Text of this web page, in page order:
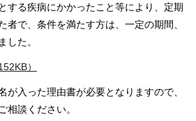
する疾病にかかったこと等により、定期
者で、条件を満たす方は、一定の期間、
した。
）
が入った理由書が必要となりますので、
相談ください。